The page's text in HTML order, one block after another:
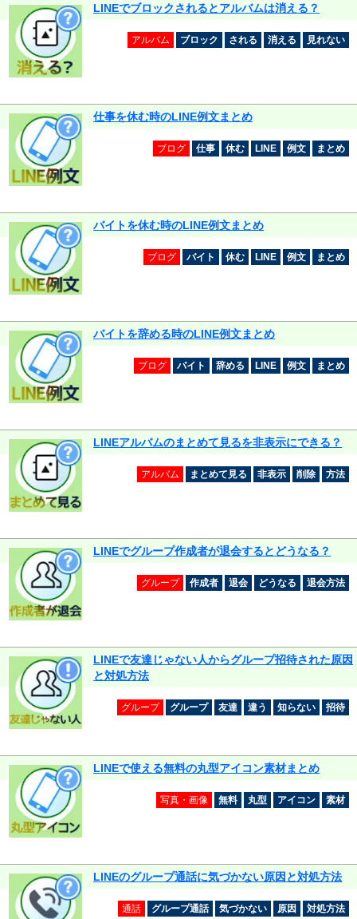
LINEでブロックされるとアルバムは消える？
アルバム ブロック される 消える 見れない
仕事を休む時のLINE例文まとめ
ブログ 仕事 休む LINE 例文 まとめ
バイトを休む時のLINE例文まとめ
ブログ バイト 休む LINE 例文 まとめ
バイトを辞める時のLINE例文まとめ
ブログ バイト 辞める LINE 例文 まとめ
LINEアルバムのまとめて見るを非表示にできる？
アルバム まとめて見る 非表示 削除 方法
LINEでグループ作成者が退会するとどうなる？
グループ 作成者 退会 どうなる 退会方法
LINEで友達じゃない人からグループ招待された原因
と対処方法
グループ グループ 友達 違う 知らない 招待
LINEで使える無料の丸型アイコン素材まとめ
写真・画像 無料 丸型 アイコン 素材
LINEのグループ通話に気づかない原因と対処方法
通話 グループ通話 気づかない 原因 対処方法